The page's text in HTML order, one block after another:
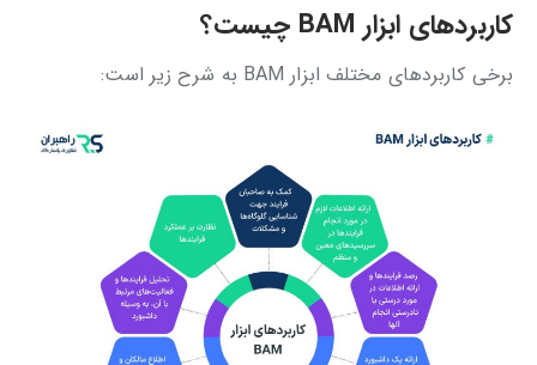
کاربردهای ابزار BAM چیست؟
برخی کاربردهای مختلف ابزار BAM به شرح زیر است: